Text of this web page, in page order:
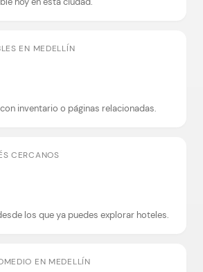
EN MEDELLÍN
inventario o páginas relacionadas.
CERCANOS
los que ya puedes explorar hoteles.
EN MEDELLÍN